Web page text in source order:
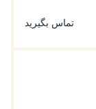
تماس بگیرید